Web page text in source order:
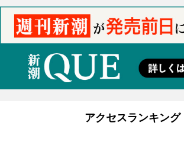
アクセスランキング